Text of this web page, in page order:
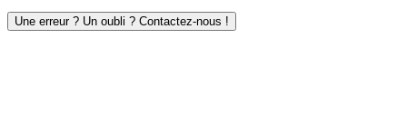
Une erreur ? Un oubli ? Contactez-nous !